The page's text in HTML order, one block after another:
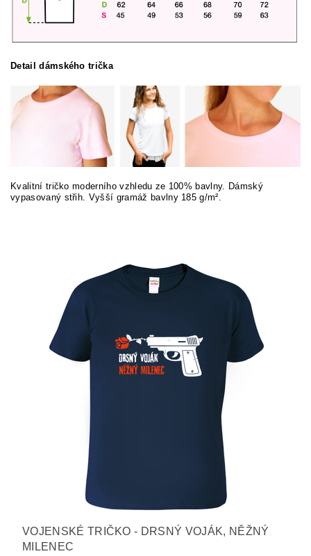
Detail dámského trička
Kvalitní tričko moderního vzhledu ze 100% bavlny. Dámský
vypasovaný střih. Vyšší gramáž bavlny 185 g/m².
VOJENSKÉ TRIČKO - DRSNÝ VOJÁK, NĚŽNÝ
MILENEC